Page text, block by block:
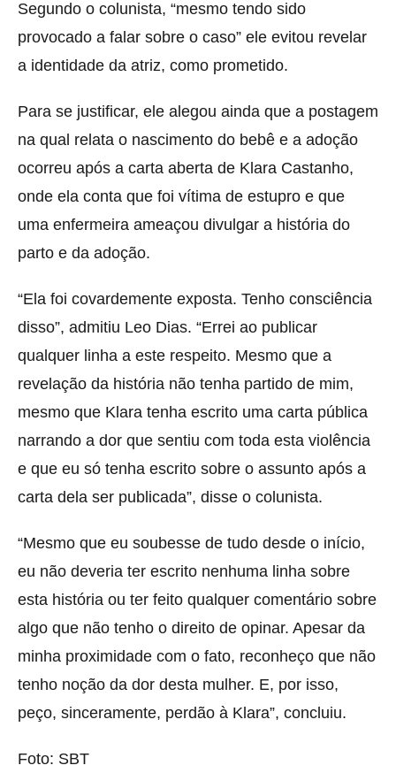
Segundo o colunista, “mesmo tendo sido
provocado a falar sobre o caso” ele evitou revelar
a identidade da atriz, como prometido.
Para se justificar, ele alegou ainda que a postagem
na qual relata o nascimento do bebê e a adoção
ocorreu após a carta aberta de Klara Castanho,
onde ela conta que foi vítima de estupro e que
uma enfermeira ameaçou divulgar a história do
parto e da adoção.
“Ela foi covardemente exposta. Tenho consciência
disso”, admitiu Leo Dias. “Errei ao publicar
qualquer linha a este respeito. Mesmo que a
revelação da história não tenha partido de mim,
mesmo que Klara tenha escrito uma carta pública
narrando a dor que sentiu com toda esta violência
e que eu só tenha escrito sobre o assunto após a
carta dela ser publicada”, disse o colunista.
“Mesmo que eu soubesse de tudo desde o início,
eu não deveria ter escrito nenhuma linha sobre
esta história ou ter feito qualquer comentário sobre
algo que não tenho o direito de opinar. Apesar da
minha proximidade com o fato, reconheço que não
tenho noção da dor desta mulher. E, por isso,
peço, sinceramente, perdão à Klara”, concluiu.
Foto: SBT